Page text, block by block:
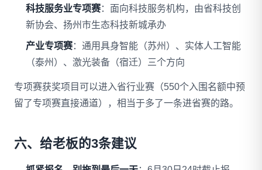
科技服务业专项赛：面向科技服务机构，由省科技创
新协会、扬州市生态科技新城承办
产业专项赛：通用具身智能（苏州）、实体人工智能
（泰州）、激光装备（宿迁）三个方向
专项赛获奖项目可以进入省行业赛（550个入围名额中预
留了专项赛直接通道），相当于多了一条进省赛的路。
六、给老板的3条建议